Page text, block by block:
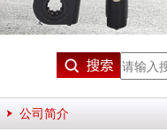
公司简介